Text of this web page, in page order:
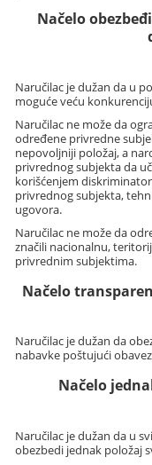
Načelo
Naručilac je dužan da u
moguće veću
Naručilac ne može da
određene privredne
nepovoljniji položaj, a
privrednog subjekta da
korišćenjem
privrednog subjekta,
ugovora.
Naručilac ne može da
značili nacionalnu,
privrednim subjektima.
Načelo
Naručilac je dužan da
nabavke poštujući
Načelo
Naručilac je dužan da u
obezbedi jednak položaj